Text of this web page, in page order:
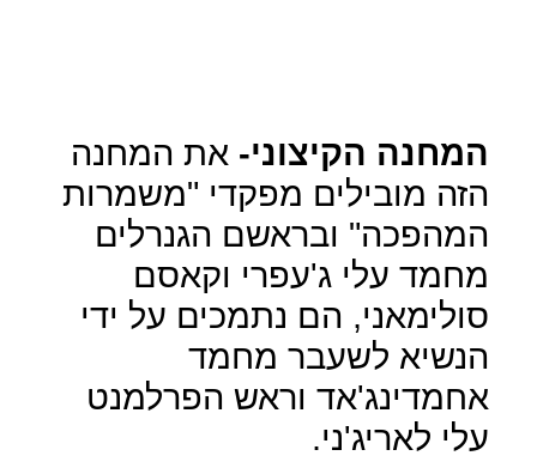
המחנה הקיצוני- את המחנה
הזה מובילים מפקדי "משמרות
המהפכה" ובראשם הגנרלים
מחמד עלי ג'עפרי וקאסם
סולימאני, הם נתמכים על ידי
הנשיא לשעבר מחמד
אחמדינג'אד וראש הפרלמנט
עלי לאריג'ני.